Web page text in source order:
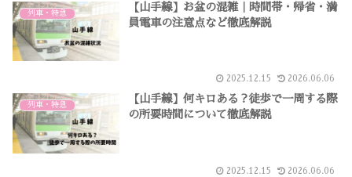
列車・特急
【山手線】お盆の混雑｜時間帯・帰省・満
員電車の注意点など徹底解説
2025.12.15 2026.06.06
列車・特急
【山手線】何キロある？徒歩で一周する際
の所要時間について徹底解説
2025.12.15 2026.06.06